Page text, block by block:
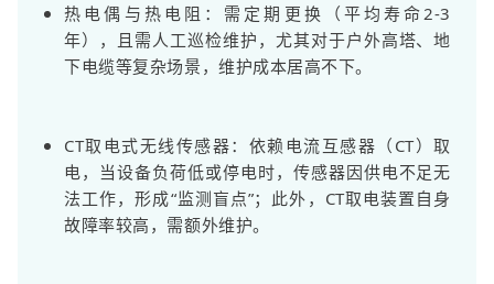
热电偶与热电阻：需定期更换（平均寿命2-3
年），且需人工巡检维护，尤其对于户外高塔、地
下电缆等复杂场景，维护成本居高不下。
CT取电式无线传感器：依赖电流互感器（CT）取
电，当设备负荷低或停电时，传感器因供电不足无
法工作，形成“监测盲点”；此外，CT取电装置自身
故障率较高，需额外维护。